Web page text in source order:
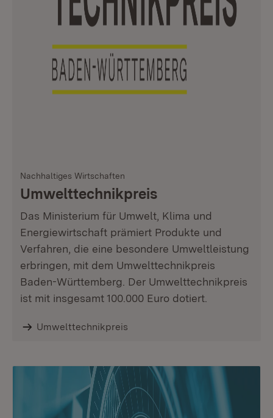
Nachhaltiges Wirtschaften
Umwelttechnikpreis
Das Ministerium für Umwelt, Klima und
Energiewirtschaft prämiert Produkte und
Verfahren, die eine besondere Umweltleistung
erbringen, mit dem Umwelttechnikpreis
Baden-Württemberg. Der Umwelttechnikpreis
ist mit insgesamt 100.000 Euro dotiert.
Umwelttechnikpreis